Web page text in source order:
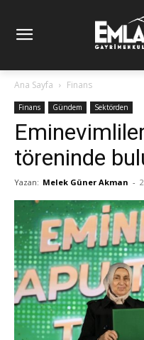
Ana Sayfa Finans
Finans Gündem Sektörden
töreninde
Yazan: Melek Güner Akman -